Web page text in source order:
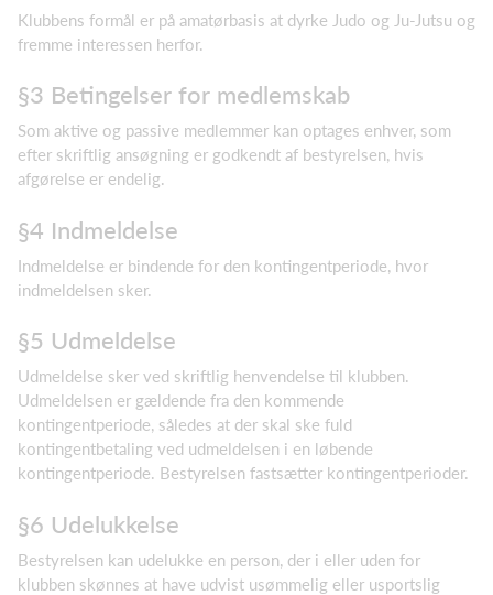
Klubbens formål er på amatørbasis at dyrke Judo og Ju-Jutsu og
fremme interessen herfor.
§3 Betingelser for medlemskab
Som aktive og passive medlemmer kan optages enhver, som
efter skriftlig ansøgning er godkendt af bestyrelsen, hvis
afgørelse er endelig.
§4 Indmeldelse
Indmeldelse er bindende for den kontingentperiode, hvor
indmeldelsen sker.
§5 Udmeldelse
Udmeldelse sker ved skriftlig henvendelse til klubben.
Udmeldelsen er gældende fra den kommende
kontingentperiode, således at der skal ske fuld
kontingentbetaling ved udmeldelsen i en løbende
kontingentperiode. Bestyrelsen fastsætter kontingentperioder.
§6 Udelukkelse
Bestyrelsen kan udelukke en person, der i eller uden for
klubben skønnes at have udvist usømmelig eller usportslig